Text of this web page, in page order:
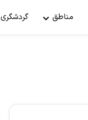
مناطق گردشگری